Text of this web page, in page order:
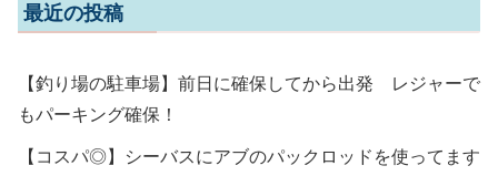
最近の投稿
【釣り場の駐車場】前日に確保してから出発 レジャーで
もパーキング確保！
【コスパ◎】シーバスにアブのパックロッドを使ってます